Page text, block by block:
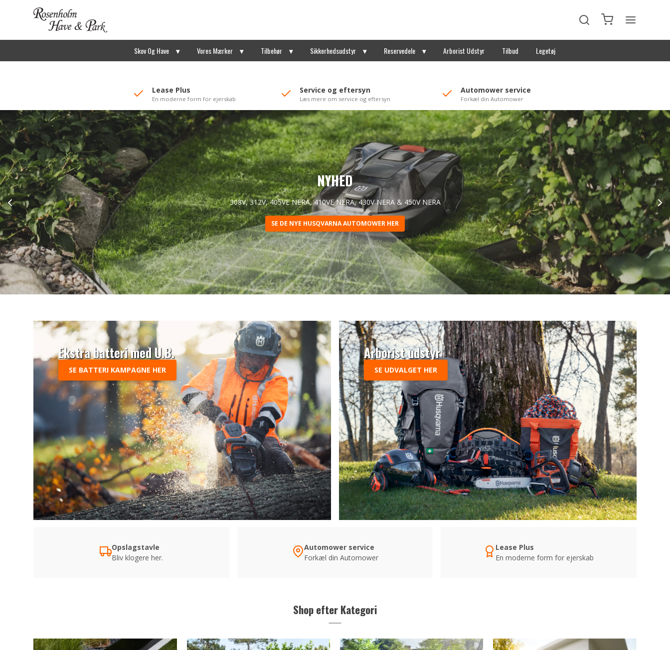
Skov Og Have Vores Mærker Tilbehør Sikkerhedsudstyr Reservedele Arborist Udstyr Tilbud Legetøj
Lease Plus
En moderne form for ejerskab
Service og eftersyn
Læs mere om service og eftersyn
Automower service
Forkæl din Automower
Arborist udstyr
Professionelt arborist udstyr til skovarbejde og træpleje
SE VORES STORE UDVALG HER
Ekstra batteri med U.B.
SE BATTERI KAMPAGNE HER
Arborist udstyr
SE UDVALGET HER
Opslagstavle
Bliv klogere her.
Automower service
Forkæl din Automower
Lease Plus
En moderne form for ejerskab
Shop efter Kategori